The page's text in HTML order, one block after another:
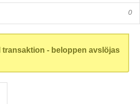
0
transaktion - beloppen avslöjas